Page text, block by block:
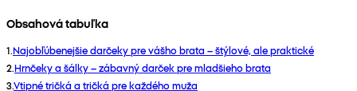
Obsahová tabuľka
1.Najobľúbenejšie darčeky pre vášho brata – štýlové, ale praktické
2.Hrnčeky a šálky – zábavný darček pre mladšieho brata
3.Vtipné tričká a tričká pre každého muža